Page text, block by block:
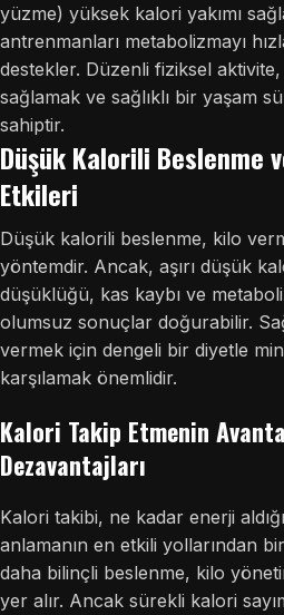
yüzme) yüksek kalori yakımı
antrenmanları metabolizmayı
destekler. Düzenli fiziksel
sağlamak ve sağlıklı bir yaşam
sahiptir.
Düşük Kalorili Beslenme
Etkileri
Düşük kalorili beslenme, kilo
yöntemdir. Ancak, aşırı düşük
düşüklüğü, kas kaybı ve
olumsuz sonuçlar doğurabilir.
vermek için dengeli bir diyetle
karşılamak önemlidir.
Kalori Takip Etmenin
Dezavantajları
Kalori takibi, ne kadar enerji
anlamanın en etkili yollarından
daha bilinçli beslenme, kilo
yer alır. Ancak sürekli kalori